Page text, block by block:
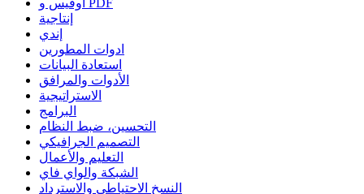
إنتاجية
إندي
ادوات المطورين
استعادة البيانات
الأدوات والمرافق
الاستراتيجية
البرامج
التحسين، ضبط النظام
التصميم الجرافيكي
التعليم والأعمال
الشبكة والواي فاي
النسخ الاحتياطي والاسترداد